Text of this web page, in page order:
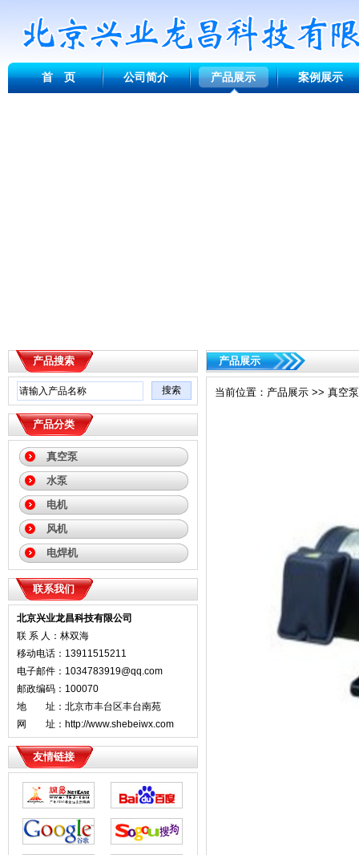
首 页 公司简介 产品展示 案例展示
产品搜索
产品分类
真空泵
水泵
电机
风机
电焊机
联系我们
北京兴业龙昌科技有限公司
联 系 人：林双海
移动电话：13911515211
电子邮件：1034783919@qq.com
邮政编码：100070
地 址：北京市丰台区丰台南苑
网 址：http://www.shebeiwx.com
友情链接
产品展示
当前位置：产品展示 >> 真空